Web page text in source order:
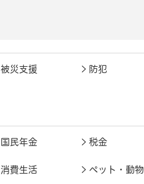
被災支援 防犯
国民年金 税金
消費生活 ペット・動物